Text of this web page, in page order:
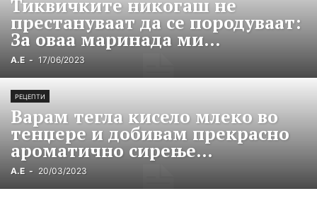
Тиквичките никогаш не
престануваат да се породуваат:
За оваа маринада ми...
А.Е - 17/06/2023
РЕЦЕПТИ
Варам тегла кисело млеко во
тенџере и добивам прекрасно
ароматично сирење...
А.Е - 20/03/2023